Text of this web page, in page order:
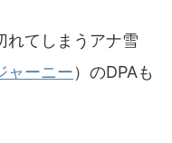
れてしまうアナ雪
ャーニー）のDPAも